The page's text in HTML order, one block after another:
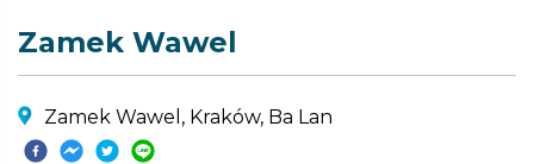
Zamek Wawel
Zamek Wawel, Kraków, Ba Lan